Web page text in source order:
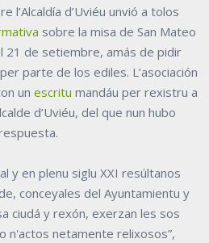
l’Alcaldía d’Uviéu unvió a tolos
sobre la misa de San Mateo
21 de setiembre, amás de pidir
parte de los ediles. L’asociación
un escritu mandáu per rexistru a
d’Uviéu, del que nun hubo
y en plenu siglu XXI resúltanos
conceyales del Ayuntamientu y
ciudá y rexón, exerzan les sos
n'actos netamente relixosos”,